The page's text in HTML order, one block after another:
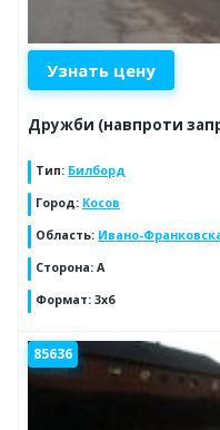
Узнать цену
Дружби (навпроти
Тип: Билборд
Город: Косов
Область: Ивано-
Сторона: А
Формат: 3x6
85636